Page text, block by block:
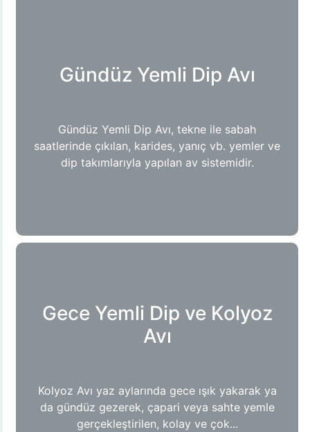
Gündüz Yemli Dip Avı
Gündüz Yemli Dip Avı, tekne ile sabah
saatlerinde çıkılan, karides, yanıç vb. yemler ve
dip takımlarıyla yapılan av sistemidir.
Gece Yemli Dip ve Kolyoz
Avı
Kolyoz Avı yaz aylarında gece ışık yakarak ya
da gündüz gezerek, çapari veya sahte yemle
gerçekleştirilen, kolay ve çok...